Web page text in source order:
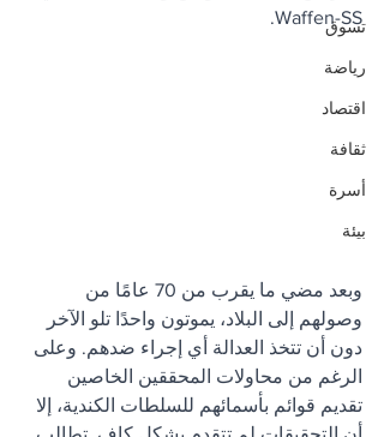
تسوق
رياضة
اقتصاد
ثقافة
أسرة
بيئة
Waffen-SS.
وبعد مضي ما يقرب من 70 عامًا من
وصولهم إلى البلاد، يموتون واحدًا تلو الآخر
دون أن تتخذ العدالة أي إجراء ضدهم. وعلى
الرغم من محاولات المحققين الخاصين
تقديم قوائم بأسمائهم للسلطات الكندية، إلا